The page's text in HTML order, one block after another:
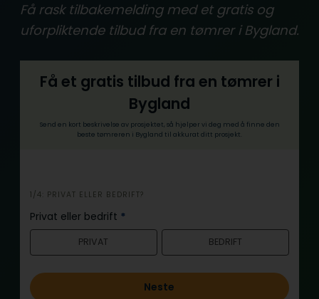
Få rask tilbakemelding med et gratis og
uforpliktende tilbud fra en tømrer i Bygland.
Få et gratis tilbud fra en tømrer i
Bygland
Send en kort beskrivelse av prosjektet, så hjelper vi deg med å finne den
beste tømreren i Bygland til akkurat ditt prosjekt.
i
n
n
o
d
1/4: PRIVAT ELLER BEDRIFT?
Privat eller bedrift *
PRIVAT BEDRIFT
Neste